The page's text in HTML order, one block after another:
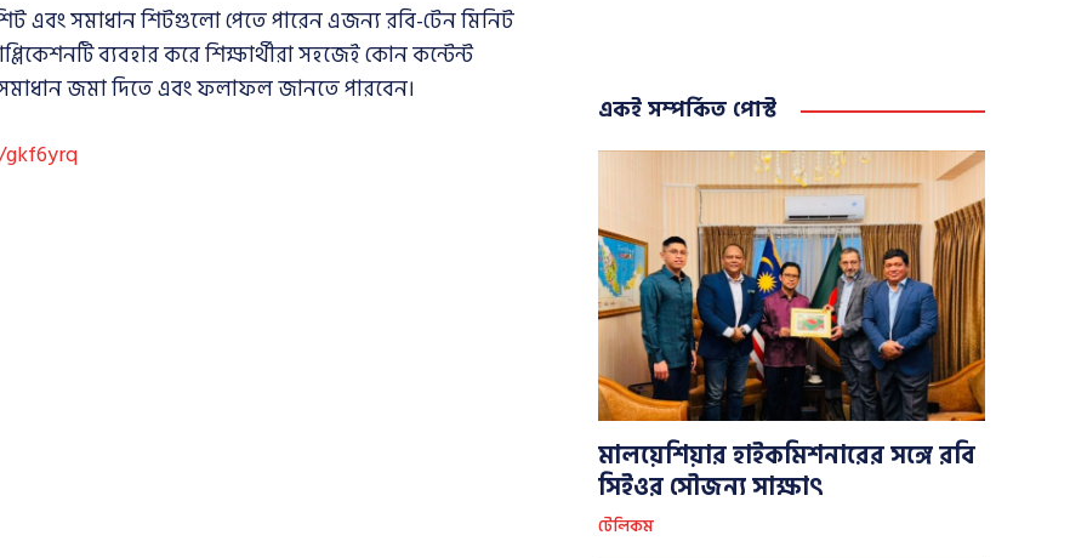
এবং সমাধান শিটগুলো পেতে পারেন এজন্য রবি-টেন মিনিট
ব্যবহার করে শিক্ষার্থীরা সহজেই কোন কন্টেন্ট
জমা দিতে এবং ফলাফল জানতে পারবেন।
একই সম্পর্কিত পোস্ট
মালয়েশিয়ার হাইকমিশনারের সঙ্গে রবি
সিইওর সৌজন্য সাক্ষাৎ
টেলিকম